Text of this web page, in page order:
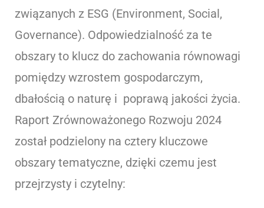
związanych z ESG (Environment, Social,
Governance). Odpowiedzialność za te
obszary to klucz do zachowania równowagi
pomiędzy wzrostem gospodarczym,
dbałością o naturę i poprawą jakości życia.
Raport Zrównoważonego Rozwoju 2024
został podzielony na cztery kluczowe
obszary tematyczne, dzięki czemu jest
przejrzysty i czytelny: